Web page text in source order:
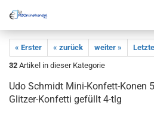
« Erster « zurück weiter »
32 Artikel in dieser Kategorie
Udo Schmidt Mini-Konfett-Konen
Glitzer-Konfetti gefüllt 4-tlg